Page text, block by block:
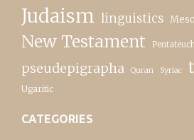
Judaism linguistics
New Testament Pentateuch
pseudepigrapha Quran Syriac
Ugaritic
CATEGORIES